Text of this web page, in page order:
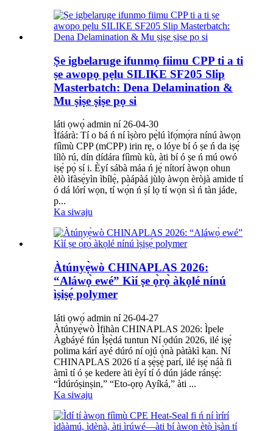
Ṣe igbelaruge ifunmọ fiimu CPP ti a ti
ṣe awopọ pẹlu SILIKE SF205 Slip
Masterbatch: Dena Delamination &
Mu ṣiṣe ṣiṣe pọ si
láti ọwọ́ admin ní 26-04-30
Ìfáárà: Tí o bá ń ní ìṣòro pẹ̀lú ìfọ́mọ́ra nínú àwọn
fíìmù CPP (mCPP) irin rẹ, o lóye bí ó ṣe ń da iṣẹ́
lílò rú, dín dídára fíìmù kù, àti bí ó ṣe ń mú owó
iṣẹ́ pọ̀ sí i. Èyí sábà máa ń jẹ́ nítorí àwọn ohun
èlò ìfàsẹ́yìn ìbílẹ̀, pàápàá jùlọ àwọn èròjà amide tí
ó dá lórí wọn, tí wọ́n ń ṣí lọ tí wọ́n sì ń tàn jáde,
p...
Ka siwaju
Àtúnyẹ̀wò CHINAPLAS 2026:
“Aláwọ̀ ewé” Kìí ṣe ọ̀rọ̀ àkọlé nínú
ìṣiṣẹ́ polymer
láti ọwọ́ admin ní 26-04-27
Àtúnyẹ̀wò Ìfihàn CHINAPLAS 2026: Ìpele
Àgbáyé fún Ìṣẹ̀dá tuntun Ní ọdún 2026, ilé iṣẹ́
polima kárí ayé dúró ní ojú ọ̀nà pàtàkì kan. Ní
CHINAPLAS 2026 tí a ṣẹ̀ṣẹ̀ parí, ilé iṣẹ́ náà fi
àmì tí ó ṣe kedere àti èyí tí ó dún jáde ránṣẹ́:
“Ìdúróṣinṣin,” “Eto-ọrọ Ayíká,” àti ...
Ka siwaju